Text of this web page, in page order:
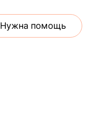
Нужна помощь